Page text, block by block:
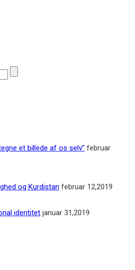
et billede af os selv” februar
og Kurdistan februar 12,2019
identitet januar 31,2019